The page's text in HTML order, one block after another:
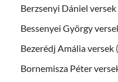
Berzsenyi Dániel versek
Bessenyei György
Bezerédj Amália versek
Bornemisza Péter